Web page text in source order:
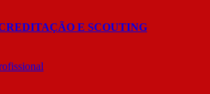
E SCOUTING